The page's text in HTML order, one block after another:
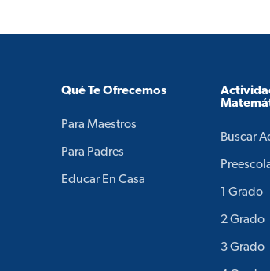
Qué Te Ofrecemos
Para Maestros
Para Padres
Educar En Casa
Buscar
1 Grado
2 Grado
3 Grado